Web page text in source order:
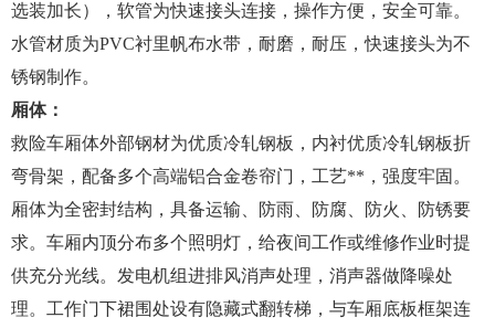
选装加长），软管为快速接头连接，操作方便，安全可靠。
水管材质为PVC衬里帆布水带，耐磨，耐压，快速接头为不
锈钢制作。
厢体：
救险车厢体外部钢材为优质冷轧钢板，内衬优质冷轧钢板折
弯骨架，配备多个高端铝合金卷帘门，工艺**，强度牢固。
厢体为全密封结构，具备运输、防雨、防腐、防火、防锈要
求。车厢内顶分布多个照明灯，给夜间工作或维修作业时提
供充分光线。发电机组进排风消声处理，消声器做降噪处
理。工作门下裙围处设有隐藏式翻转梯，与车厢底板框架连